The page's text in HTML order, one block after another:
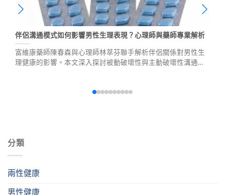
分類
兩性健康
男性健康
伴侶溝通模式如何影響男性生理表現？心理師與藥師專業解析
富維康藥師陳春森與心理師林萃芬聯手解析伴侶關係對男性生
理健康的影響。本文深入探討被動破壞性與主動破壞性溝通模